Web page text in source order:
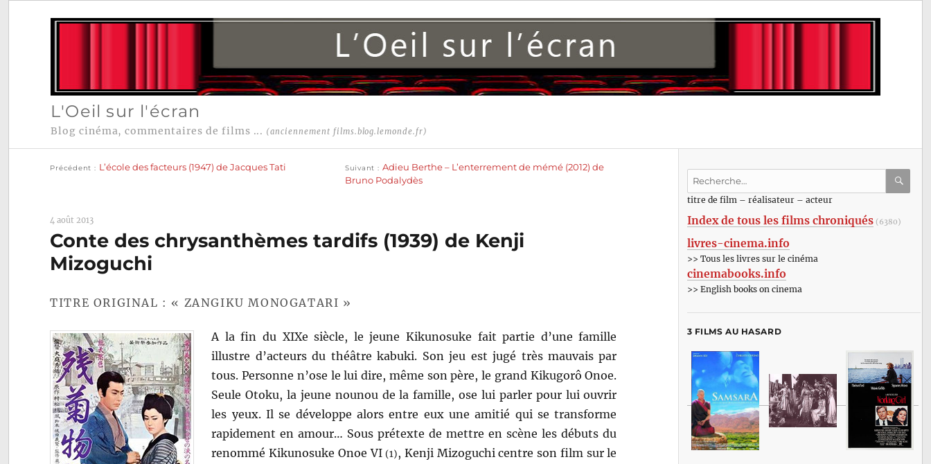
L'Oeil sur l'écran
Blog cinéma, commentaires de films ... (anciennement films.blog.lemonde.fr)
Navigation
Précédent L’école des facteurs (1947) de Jacques Tati Suivant
Adieu Berthe – L’enterrement de mémé (2012) de
Bruno Podalydès
4 août 2013
Conte des chrysanthèmes tardifs (1939) de Kenji
Mizoguchi
TITRE ORIGINAL : « ZANGIKU MONOGATARI »
A la fin du XIXe siècle, le jeune Kikunosuke fait partie d’une famille
illustre d’acteurs du théâtre kabuki. Son jeu est jugé très mauvais par
tous. Personne n’ose le lui dire, même son père, le grand Kikugorô Onoe.
Seule Otoku, la jeune nounou de la famille, ose lui parler pour lui ouvrir
les yeux. Il se développe alors entre eux une amitié qui se transforme
rapidement en amour… Sous prétexte de mettre en scène les débuts du
renommé Kikunosuke Onoe VI(1), Kenji Mizoguchi centre son film sur le
Recherche
:titre de film – réalisateur – acteur
Index de tous les films chroniqués (6380)
livres-cinema.info
>> Tous les livres sur le cinéma
cinemabooks.info
>> English books on cinema
3 FILMS AU HASARD